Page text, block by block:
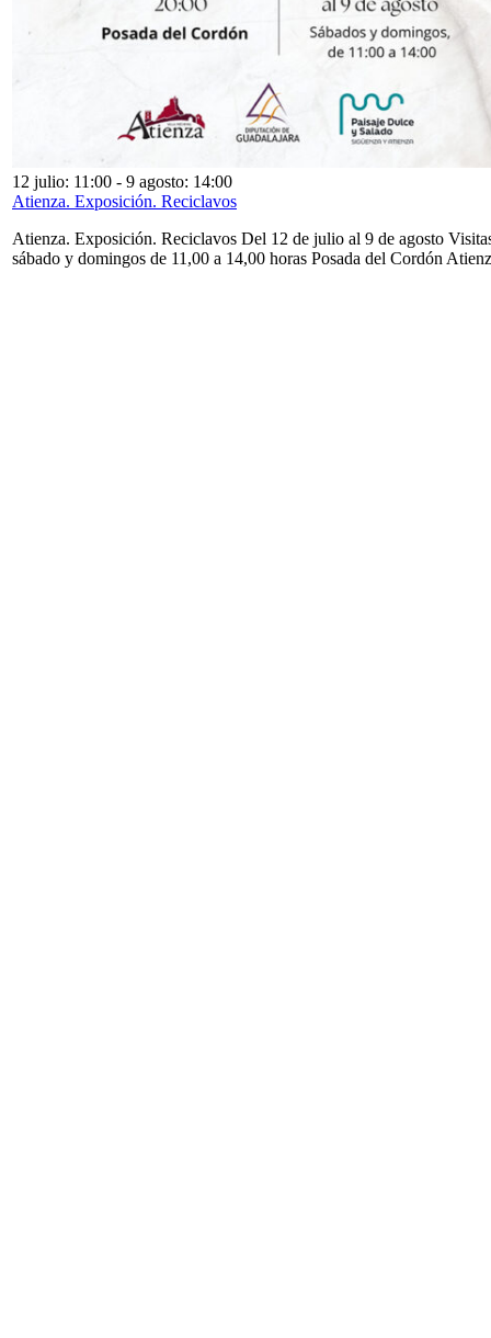
12 julio: 11:00 - 9 agosto: 14:00
Atienza. Exposición. Reciclavos
Atienza. Exposición. Reciclavos Del 12 de julio al 9 de agosto
sábado y domingos de 11,00 a 14,00 horas Posada del Cordón